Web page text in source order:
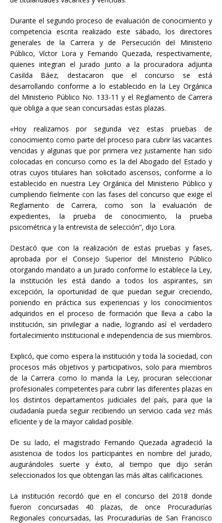
Durante el segundo proceso de evaluación de conocimiento y
competencia escrita realizado este sábado, los directores
generales de la Carrera y de Persecución del Ministerio
Público, Víctor Lora y Fernando Quezada, respectivamente,
quienes integran el jurado junto a la procuradora adjunta
Casilda Báez, destacaron que el concurso se está
desarrollando conforme a lo establecido en la Ley Orgánica
del Ministerio Público No. 133-11 y el Reglamento de Carrera
que obliga a que sean concursadas estas plazas.
«Hoy realizamos por segunda vez estas pruebas de
conocimiento como parte del proceso para cubrir las vacantes
vencidas y algunas que por primera vez justamente han sido
colocadas en concurso como es la del Abogado del Estado y
otras cuyos titulares han solicitado ascensos, conforme a lo
establecido en nuestra Ley Orgánica del Ministerio Público y
cumpliendo fielmente con las fases del concurso que exige el
Reglamento de Carrera, como son la evaluación de
expedientes, la prueba de conocimiento, la prueba
psicométrica y la entrevista de selección”, dijo Lora.
Destacó que con la realización de estas pruebas y fases,
aprobada por el Consejo Superior del Ministerio Público
otorgando mandato a un Jurado conforme lo establece la Ley,
la institución les está dando a todos los aspirantes, sin
excepción, la oportunidad de que puedan seguir creciendo,
poniendo en práctica sus experiencias y los conocimientos
adquiridos en el proceso de formación que lleva a cabo la
institución, sin privilegiar a nadie, logrando así el verdadero
fortalecimiento institucional e independencia de sus miembros.
Explicó, que como espera la institución y toda la sociedad, con
procesos más objetivos y participativos, solo para miembros
de la Carrera como lo manda la Ley, procuran seleccionar
profesionales competentes para cubrir las diferentes plazas en
los distintos departamentos judiciales del país, para que la
ciudadanía pueda seguir recibiendo un servicio cada vez más
eficiente y de la mayor calidad posible.
De su lado, el magistrado Fernando Quezada agradeció la
asistencia de todos los participantes en nombre del jurado,
augurándoles suerte y éxito, al tiempo que dijo serán
seleccionados los que obtengan las más altas calificaciones.
La institución recordó que en el concurso del 2018 donde
fueron concursadas 40 plazas, de once Procuradurías
Regionales concursadas, las Procuradurías de San Francisco